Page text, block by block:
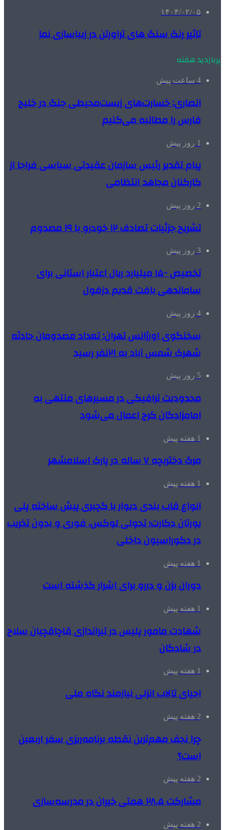
۱۴۰۴/۰۲/۰۵
تاثیر رنگ سنگ های تراورتن در زیباسازی نما
پربازدید هفته
4 ساعت پیش
انصاری: خسارت‌های زیست‌محیطی جنگ در خلیج
فارس را مطالبه‌ می‌کنیم
1 روز پیش
پیام تقدیر رئیس سازمان عقیدتی سیاسی فراجا از
کارکنان مجاهد انتظامی
2 روز پیش
تشریح جزئیات تصادف ۱۲ خودرو با ۱۹ مصدوم
3 روز پیش
تخصیص ۱۵۰۰ میلیارد ریال اعتبار استانی برای
ساماندهی بافت قدیم دزفول
4 روز پیش
سخنگوی اورژانس تهران: تعداد مصدومان حادثه
شهرک شمس آباد به ۲۱نفر رسید
5 روز پیش
محدودیت ترافیکی در مسیرهای منتهی به
امامزادگان کرج اعمال می‌شود
1 هفته پیش
مرگ دختربچه ۷ ساله در پارک اسلامشهر
1 هفته پیش
انواع قاب بندی دیوار با گچبری پیش ساخته پلی
یورتان دکارت؛ تحولی لوکس، فوری و بدون تخریب
در دکوراسیون داخلی
1 هفته پیش
دوران بزن و دررو برای اشرار گذشته است
1 هفته پیش
شهادت مامور پلیس در تیراندازی قاچاقچیان سلاح
در شادگان
1 هفته پیش
احیای تالاب انزلی نیازمند نگاه ملی
2 هفته پیش
چرا نجف مهم‌ترین نقطه برنامه‌ریزی سفر اربعین
است؟
2 هفته پیش
مشارکت ۲۸.۵ همتی خیران در مدرسه‌سازی
2 هفته پیش